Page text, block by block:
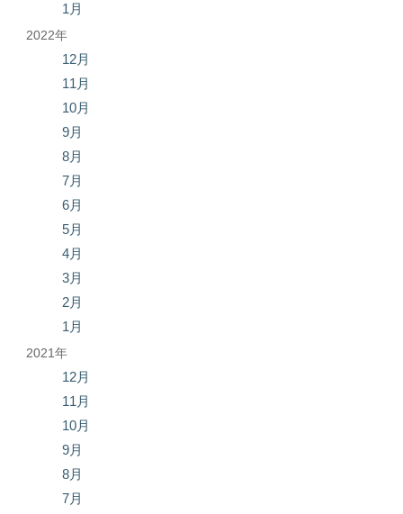
1月
2022年
12月
11月
10月
9月
8月
7月
6月
5月
4月
3月
2月
1月
2021年
12月
11月
10月
9月
8月
7月